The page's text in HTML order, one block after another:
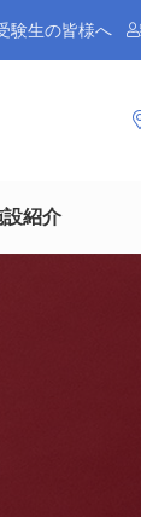
験生の皆様へ
紹介